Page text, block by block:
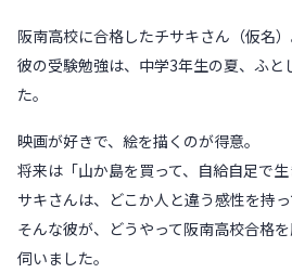
阪南高校に合格したチサキさん（仮名）
彼の受験勉強は、中学3年生の夏、ふと
た。
映画が好きで、絵を描くのが得意。
将来は「山か島を買って、自給自足で
サキさんは、どこか人と違う感性を持っ
そんな彼が、どうやって阪南高校合格
伺いました。